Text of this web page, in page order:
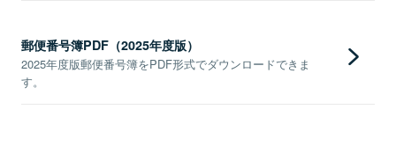
郵便番号簿PDF（2025年度版）
2025年度版郵便番号簿をPDF形式でダウンロードできま
す。